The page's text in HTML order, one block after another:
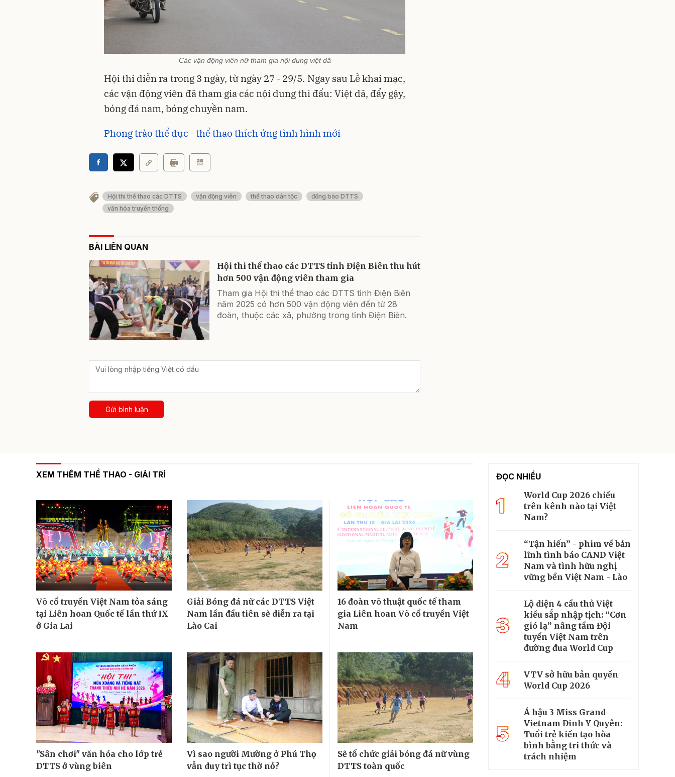
Các vận động viên nữ tham gia nội dung việt dã
Hội thi diễn ra trong 3 ngày, từ ngày 27 - 29/5. Ngay sau Lễ khai mạc,
các vận động viên đã tham gia các nội dung thi đấu: Việt dã, đẩy gậy,
bóng đá nam, bóng chuyền nam.
Phong trào thể dục - thể thao thích ứng tình hình mới
Hội thi thể thao các DTTS vận động viên thể thao dân tộc
đồng bào DTTS
văn hóa truyền thống
BÀI LIÊN QUAN
Hội thi thể thao các DTTS tỉnh Điện Biên thu hút
hơn 500 vận động viên tham gia
Tham gia Hội thi thể thao các DTTS tỉnh Điện Biên
năm 2025 có hơn 500 vận động viên đến từ 28
đoàn, thuộc các xã, phường trong tỉnh Điện Biên.
Gửi bình luận
XEM THÊM THỂ THAO - GIẢI TRÍ
Võ cổ truyền Việt Nam tỏa sáng
tại Liên hoan Quốc tế lần thứ IX
ở Gia Lai
Giải Bóng đá nữ các DTTS Việt
Nam lần đầu tiên sẽ diễn ra tại
Lào Cai
16 đoàn võ thuật quốc tế tham
gia Liên hoan Võ cổ truyền Việt
Nam
"Sân chơi" văn hóa cho lớp trẻ
DTTS ở vùng biên
Vì sao người Mường ở Phú Thọ
vẫn duy trì tục thờ nỏ?
Sẽ tổ chức giải bóng đá nữ vùng
DTTS toàn quốc
ĐỌC NHIỀU
1
World Cup 2026 chiếu
trên kênh nào tại Việt
Nam?
2
“Tận hiến” - phim về bản
lĩnh tình báo CAND Việt
Nam và tình hữu nghị
vững bền Việt Nam - Lào
3
Lộ diện 4 cầu thủ Việt
kiều sắp nhập tịch: “Cơn
gió lạ” nâng tầm Đội
tuyển Việt Nam trên
đường đua World Cup
4
VTV sở hữu bản quyền
World Cup 2026
5
Á hậu 3 Miss Grand
Vietnam Đinh Y Quyên:
Tuổi trẻ kiến tạo hòa
bình bằng tri thức và
trách nhiệm